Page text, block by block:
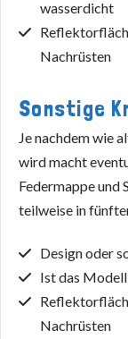
wasserdicht
Nachrüsten
Sonstige
Je nachdem wie
wird macht
Federmappe und
teilweise in
Design oder
Ist das
Nachrüsten